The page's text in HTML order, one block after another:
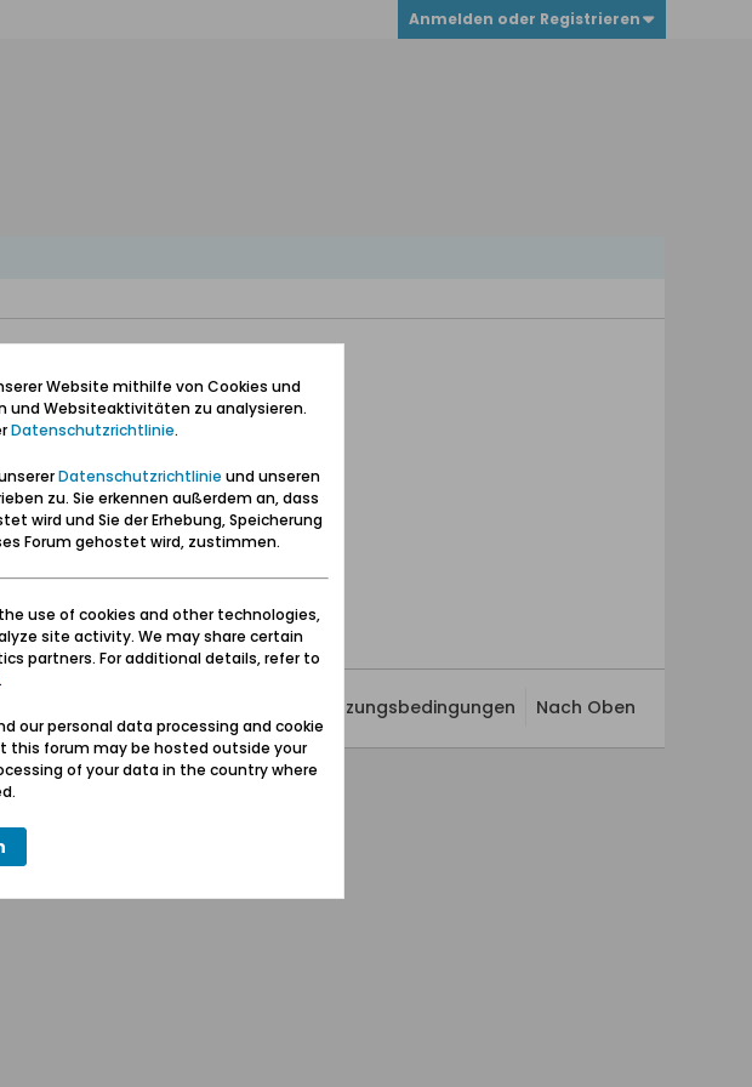
Anmelden oder Registrieren
Nutzungsbedingungen Nach Oben
Alle Rechte vorbehalten.
Website mithilfe von Cookies und
und Websiteaktivitäten zu analysieren.
Datenschutzrichtlinie.
Datenschutzrichtlinie und unseren
zu. Sie erkennen außerdem an, dass
wird und Sie der Erhebung, Speicherung
Forum gehostet wird, zustimmen.
use of cookies and other technologies,
site activity. We may share certain
partners. For additional details, refer to
our personal data processing and cookie
this forum may be hosted outside your
of your data in the country where